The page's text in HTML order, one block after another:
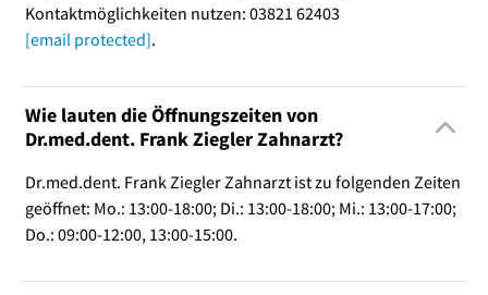
Kontaktmöglichkeiten nutzen: 03821 62403
[email protected].
Wie lauten die Öffnungszeiten von
Dr.med.dent. Frank Ziegler Zahnarzt?
Dr.med.dent. Frank Ziegler Zahnarzt ist zu folgenden Zeiten
geöffnet: Mo.: 13:00-18:00; Di.: 13:00-18:00; Mi.: 13:00-17:00;
Do.: 09:00-12:00, 13:00-15:00.